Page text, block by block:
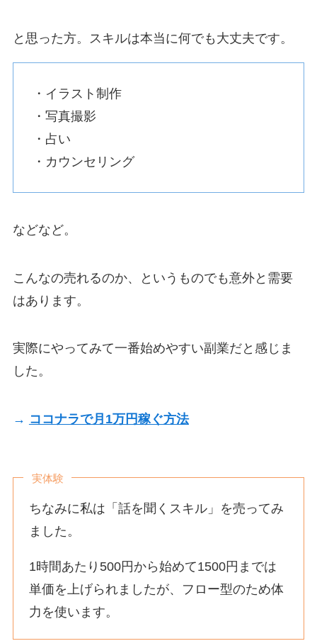
と思った方。スキルは本当に何でも大丈夫です。
・イラスト制作
・写真撮影
・占い
・カウンセリング
などなど。
こんなの売れるのか、というものでも意外と需要
はあります。
実際にやってみて一番始めやすい副業だと感じま
した。
→ ココナラで月1万円稼ぐ方法
実体験
ちなみに私は「話を聞くスキル」を売ってみ
ました。
1時間あたり500円から始めて1500円までは
単価を上げられましたが、フロー型のため体
力を使います。